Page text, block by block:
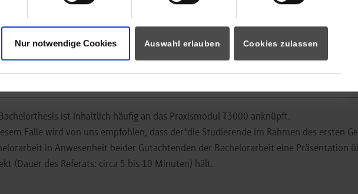
Nur notwendige Cookies Auswahl erlauben Cookies zulassen
in Ihrem Bericht vorhanden sein.
beachten Sie die Leitlinien für Bearbeitung und Dokumentation der Praxismodule,
mit der Bachelorarbeit
ist inhaltlich häufig an das Praxismodul T3000 anknüpft.
Falle wird von uns empfohlen, dass der*die Studierende im Rahmen des ersten
in Anwesenheit beider Gutachtenden der Bachelorarbeit eine Präsentation
(Dauer des Referats: circa 5 bis 10 Minuten) hält.